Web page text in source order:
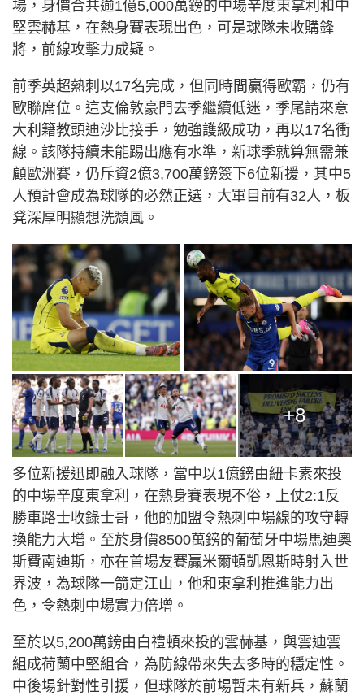
場，身價合共逾1億5,000萬鎊的中場辛度東拿利和中
堅雲赫基，在熱身賽表現出色，可是球隊未收購鋒
將，前線攻擊力成疑。
前季英超熱刺以17名完成，但同時間贏得歐霸，仍有
歐聯席位。這支倫敦豪門去季繼續低迷，季尾請來意
大利籍教頭迪沙比接手，勉強護級成功，再以17名衝
線。該隊持續未能踢出應有水準，新球季就算無需兼
顧歐洲賽，仍斥資2億3,700萬鎊簽下6位新援，其中5
人預計會成為球隊的必然正選，大軍目前有32人，板
凳深厚明顯想洗頹風。
+8
多位新援迅即融入球隊，當中以1億鎊由紐卡素來投
的中場辛度東拿利，在熱身賽表現不俗，上仗2:1反
勝車路士收錄士哥，他的加盟令熱刺中場線的攻守轉
換能力大增。至於身價8500萬鎊的葡萄牙中場馬迪奧
斯費南迪斯，亦在首場友賽贏米爾頓凱恩斯時射入世
界波，為球隊一箭定江山，他和東拿利推進能力出
色，令熱刺中場實力倍增。
至於以5,200萬鎊由白禮頓來投的雲赫基，與雲迪雲
組成荷蘭中堅組合，為防線帶來失去多時的穩定性。
中後場針對性引援，但球隊於前場暫未有新兵，蘇蘭